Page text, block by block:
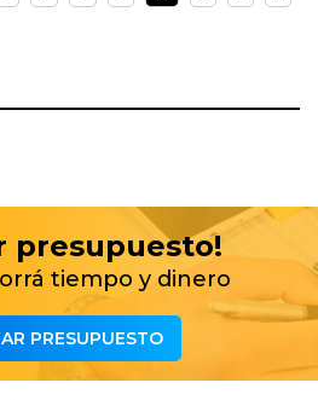
presupuesto!
tiempo y dinero
PRESUPUESTO